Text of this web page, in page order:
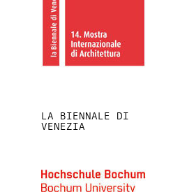
LA BIENNALE DI
VENEZIA